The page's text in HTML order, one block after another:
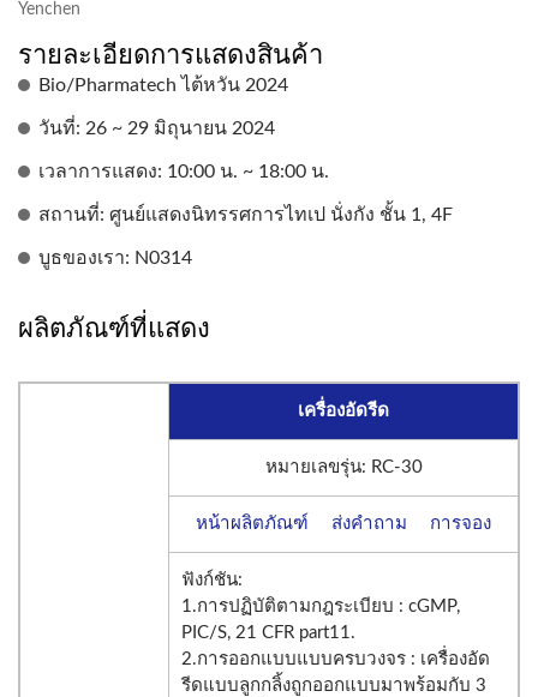
Yenchen
รายละเอียดการแสดงสินค้า
Bio/Pharmatech ไต้หวัน 2024
วันที่: 26 ~ 29 มิถุนายน 2024
เวลาการแสดง: 10:00 น. ~ 18:00 น.
สถานที่: ศูนย์แสดงนิทรรศการไทเป นั่งกัง ชั้น 1, 4F
บูธของเรา: N0314
ผลิตภัณฑ์ที่แสดง
เครื่องอัดรีด
หมายเลขรุ่น: RC-30
หน้าผลิตภัณฑ์ ส่งคำถาม การจอง
ฟังก์ชัน:
1.การปฏิบัติตามกฎระเบียบ : cGMP,
PIC/S, 21 CFR part11.
2.การออกแบบแบบครบวงจร : เครื่องอัด
รีดแบบลูกกลิ้งถูกออกแบบมาพร้อมกับ 3